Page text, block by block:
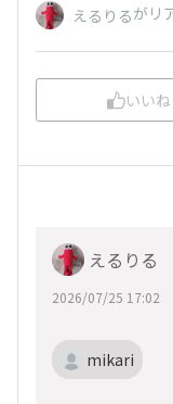
えるりるがリ
いいね
えるりる
2026/07/25 17:02
mikari